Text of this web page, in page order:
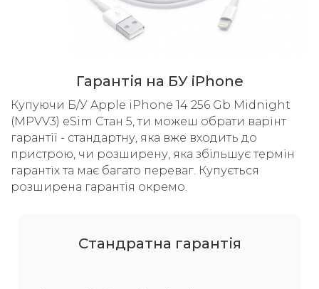
Гарантія на БУ iPhone
Купуючи Б/У Apple iPhone 14 256 Gb Midnight
(MPVV3) eSim Стан 5, ти можеш обрати варінт
гарантії - стандартну, яка вже входить до
пристрою, чи розширену, яка збільшує термін
гарантіх та має багато переваг. Купується
розширена гарантія окремо.
Cтандратна гарантія